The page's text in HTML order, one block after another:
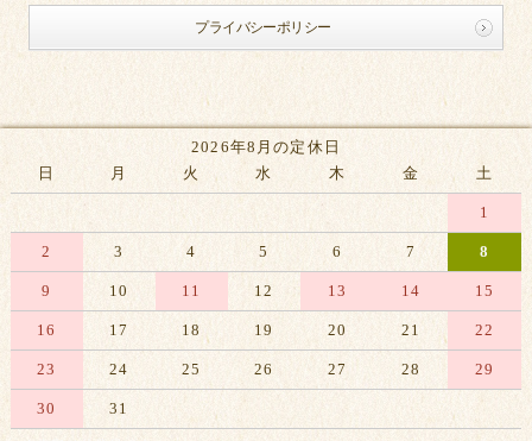
プライバシーポリシー
2026年8月の定休日
日
月 火 水 木 金 土
1
2 3 4 5 6 7 8
9 10 11 12 13 14 15
16 17 18 19 20 21 22
23 24 25 26 27 28 29
30 31